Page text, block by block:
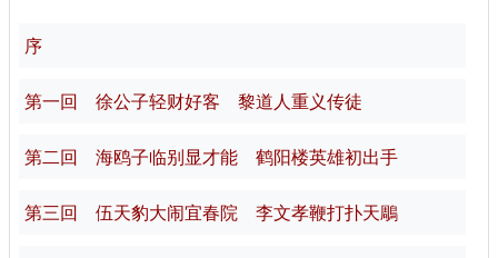
序
第一回 徐公子轻财好客 黎道人重义传徒
第二回 海鸥子临别显才能 鹤阳楼英雄初出手
第三回 伍天豹大闹宜春院 李文孝鞭打扑天鵰